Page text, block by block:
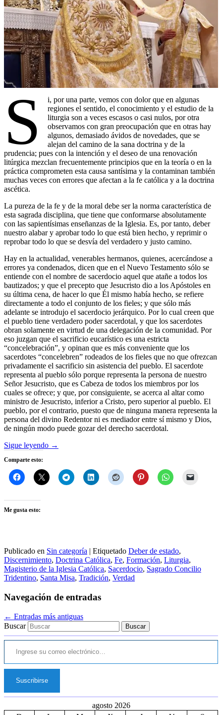
S
i, por una parte, vemos con dolor que en algunas
regiones el sentido, el conocimiento y el estudio de la
liturgia son a veces escasos o casi nulos, por otra
observamos con gran preocupación que en otras hay
algunos, demasiado ávidos de novedades, que se
alejan del camino de la sana doctrina y de la
prudencia; pues con la intención y el deseo de una renovación
litúrgica mezclan frecuentemente principios que en la teoría o en la
práctica comprometen esta causa santísima y la contaminan también
muchas veces con errores que afectan a la fe católica y a la doctrina
ascética.
La pureza de la fe y de la moral debe ser la norma característica de
esta sagrada disciplina, que tiene que conformarse absolutamente
con las sapientísimas enseñanzas de la Iglesia. Es, por tanto, deber
nuestro alabar y aprobar todo lo que está bien hecho, y reprimir o
reprobar todo lo que se desvía del verdadero y justo camino.
Hay en la actualidad, venerables hermanos, quienes, acercándose a
errores ya condenados, dicen que en el Nuevo Testamento sólo se
entiende con el nombre de sacerdocio aquel que atañe a todos los
bautizados; y que el precepto que Jesucristo dio a los Apóstoles en
su última cena, de hacer lo que Él mismo había hecho, se refiere
directamente a todo el conjunto de los fieles; y que sólo más
adelante se introdujo el sacerdocio jerárquico. Por lo cual creen que
el pueblo tiene verdadero poder sacerdotal, y que los sacerdotes
obran solamente en virtud de una delegación de la comunidad. Por
eso juzgan que el sacrificio eucarístico es una estricta
“concelebración”, y opinan que es más conveniente que los
sacerdotes “concelebren” rodeados de los fieles que no que ofrezcan
privadamente el sacrificio sin asistencia del pueblo. El sacerdote
representa al pueblo sólo porque representa la persona de nuestro
Señor Jesucristo, que es Cabeza de todos los miembros por los
cuales se ofrece; y que, por consiguiente, se acerca al altar como
ministro de Jesucristo, inferior a Cristo, pero superior al pueblo. El
pueblo, por el contrario, puesto que de ninguna manera representa la
persona del divino Redentor ni es mediador entre sí mismo y Dios,
de ningún modo puede gozar del derecho sacerdotal.
Sigue leyendo →
Comparte esto:
Me gusta esto:
Publicado en Sin categoría | Etiquetado Deber de estado,
Discernimiento, Doctrina Católica, Fe, Formación, Liturgia,
Magisterio de la Iglesia Católica, Sacerdocio, Sagrado Concilio
Tridentino, Santa Misa, Tradición, Verdad
Navegación de entradas
← Entradas más antiguas
Buscar
Ingrese su correo electrónico…
Suscribirse
agosto 2026